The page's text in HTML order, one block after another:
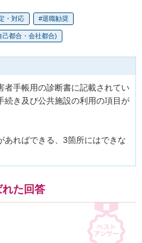
・対応 退職勧奨
己都合・会社都合)
者手帳用の診断書に記載されてい
続き及び公共施設の利用の項目が
あればできる、3箇所にはできな
た回答